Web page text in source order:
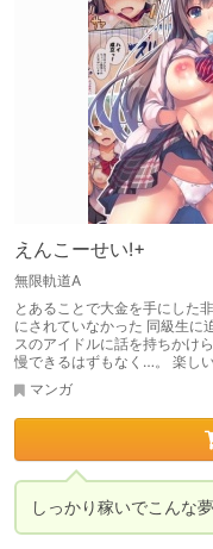
えんこーせい!+
無限軌道A
とあることで大金を手にした
にされていなかった 同級生に
スのアイドルに話を持ちかけ
慢できるはずもなく…。 楽し
マンガ
しっかり稼いでこんな